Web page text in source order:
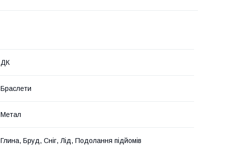
ДК
Браслети
Метал
Глина, Бруд, Сніг, Лід, Подолання підйомів